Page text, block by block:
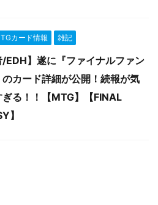
カード情報 雑記
/EDH】遂に『ファイナルファン
のカード詳細が公開！続報が気
ぎる！！【MTG】【FINAL
】